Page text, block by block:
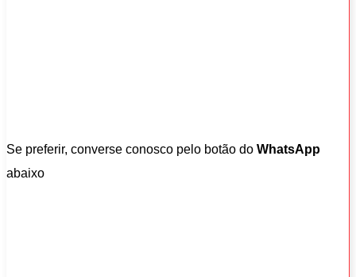
Se preferir, converse conosco pelo botão do WhatsApp
abaixo